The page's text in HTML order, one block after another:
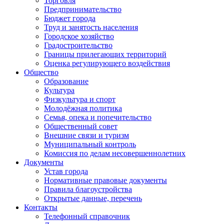
Предпринимательство
Бюджет города
Труд и занятость населения
Городское хозяйство
Градостроительство
Границы прилегающих территорий
Оценка регулирующего воздействия
Общество
Образование
Культура
Физкультура и спорт
Молодёжная политика
Семья, опека и попечительство
Общественный совет
Внешние связи и туризм
Муниципальный контроль
Комиссия по делам несовершеннолетних
Документы
Устав города
Нормативные правовые документы
Правила благоустройства
Открытые данные, перечень
Контакты
Телефонный справочник